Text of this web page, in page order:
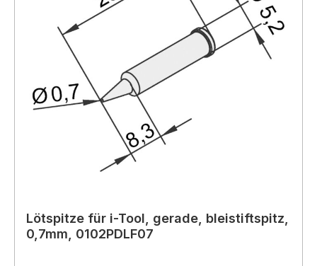
Lötspitze für i-Tool, gerade, bleistiftspitz,
0,7mm, 0102PDLF07